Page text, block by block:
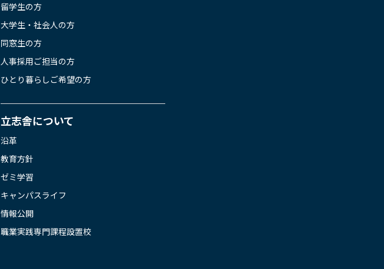
留学生の方
大学生・社会人の方
同窓生の方
人事採用ご担当の方
ひとり暮らしご希望の方
立志舎について
沿革
教育方針
ゼミ学習
キャンパスライフ
情報公開
職業実践専門課程設置校